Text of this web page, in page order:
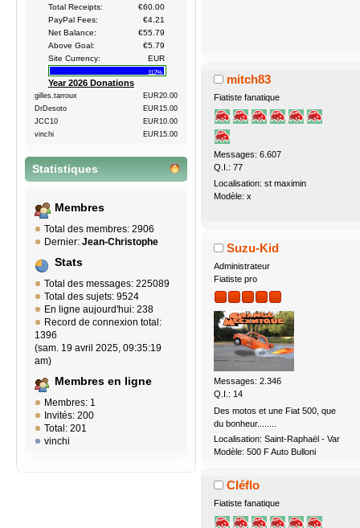
Total Receipts:
€60.00
PayPal Fees:
€4.21
Net Balance:
€55.79
Above Goal:
€5.79
Site Currency:
EUR
112%
Year 2026 Donations
gilles.tarroux
EUR20.00
DrDesoto
EUR15.00
JCC10
EUR10.00
vinchi
EUR15.00
Statistiques
Membres
Total des membres: 2906
Dernier: Jean-Christophe
Stats
Total des messages: 225089
Total des sujets: 9524
En ligne aujourd'hui: 238
Record de connexion total:
1396
(sam. 19 avril 2025, 09:35:19
am)
Membres en ligne
Membres: 1
Invités: 200
Total: 201
vinchi
mitch83
Fiatiste fanatique
Messages: 6.607
Q.I.: 77
Localisation: st maximin
Modèle: x
Suzu-Kid
Administrateur
Fiatiste pro
Messages: 2.346
Q.I.: 14
Des motos et une Fiat 500, que
du bonheur........
Localisation: Saint-Raphaël - Var
Modèle: 500 F Auto Bulloni
Cléflo
Fiatiste fanatique